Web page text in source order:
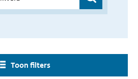
Toon filters